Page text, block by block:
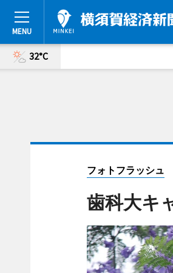
32°C
フォトフラッシュ
歯科大キ